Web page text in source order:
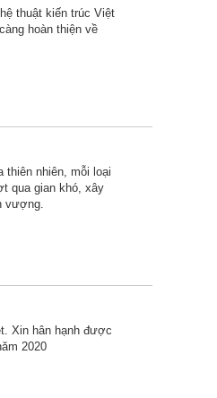
thuật kiến trúc Việt
hoàn thiện về
thiên nhiên, mỗi loại
qua gian khó, xây
vượng.
Xin hân hạnh được
2020